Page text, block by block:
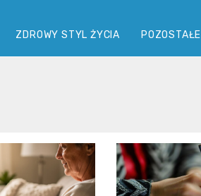
ZDROWY STYL ŻYCIA POZOSTAŁE